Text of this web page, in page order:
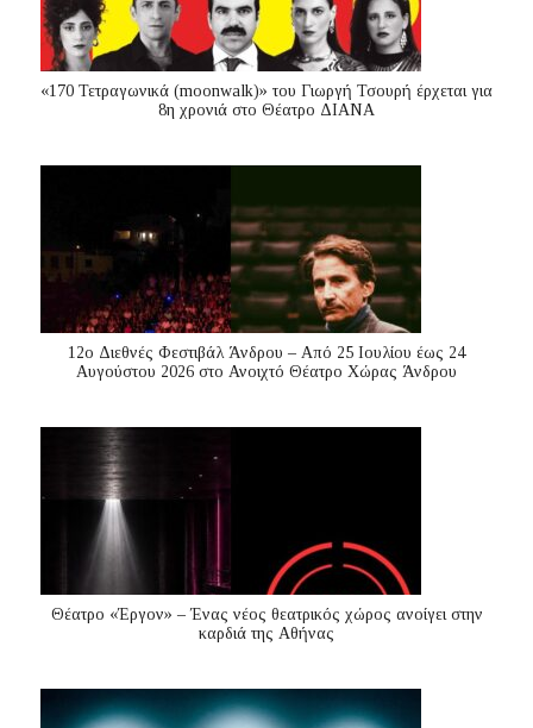
«170 Τετραγωνικά (moonwalk)» του Γιωργή Τσουρή έρχεται για
8η χρονιά στο Θέατρο ΔΙΑΝΑ
12ο Διεθνές Φεστιβάλ Άνδρου – Από 25 Ιουλίου έως 24
Αυγούστου 2026 στο Ανοιχτό Θέατρο Χώρας Άνδρου
Θέατρο «Έργον» – Ένας νέος θεατρικός χώρος ανοίγει στην
καρδιά της Αθήνας